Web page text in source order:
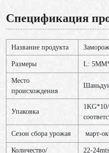
Спецификация
Название продукта
Размеры L:
Место
происхождения
Упаковка
Сезон сбора урожая март-
Количество/
22-